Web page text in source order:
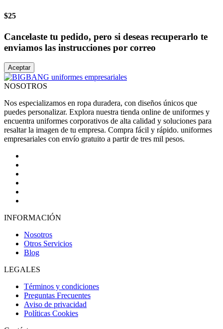
$25
Cancelaste tu pedido, pero si deseas recuperarlo te
enviamos las instrucciones por correo
Aceptar
NOSOTROS
Nos especializamos en ropa duradera, con diseños únicos que
puedes personalizar. Explora nuestra tienda online de uniformes y
encuentra uniformes corporativos de alta calidad y soluciones para
resaltar la imagen de tu empresa. Compra fácil y rápido. uniformes
empresariales con envío gratuito a partir de tres mil pesos.
INFORMACIÓN
Nosotros
Otros Servicios
Blog
LEGALES
Términos y condiciones
Preguntas Frecuentes
Aviso de privacidad
Políticas Cookies